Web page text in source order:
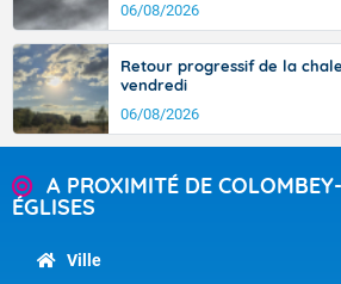
06/08/2026
Retour progressif de la
vendredi
06/08/2026
A PROXIMITÉ DE
ÉGLISES
Ville